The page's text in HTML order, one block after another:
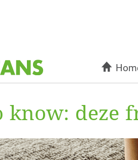
know: deze